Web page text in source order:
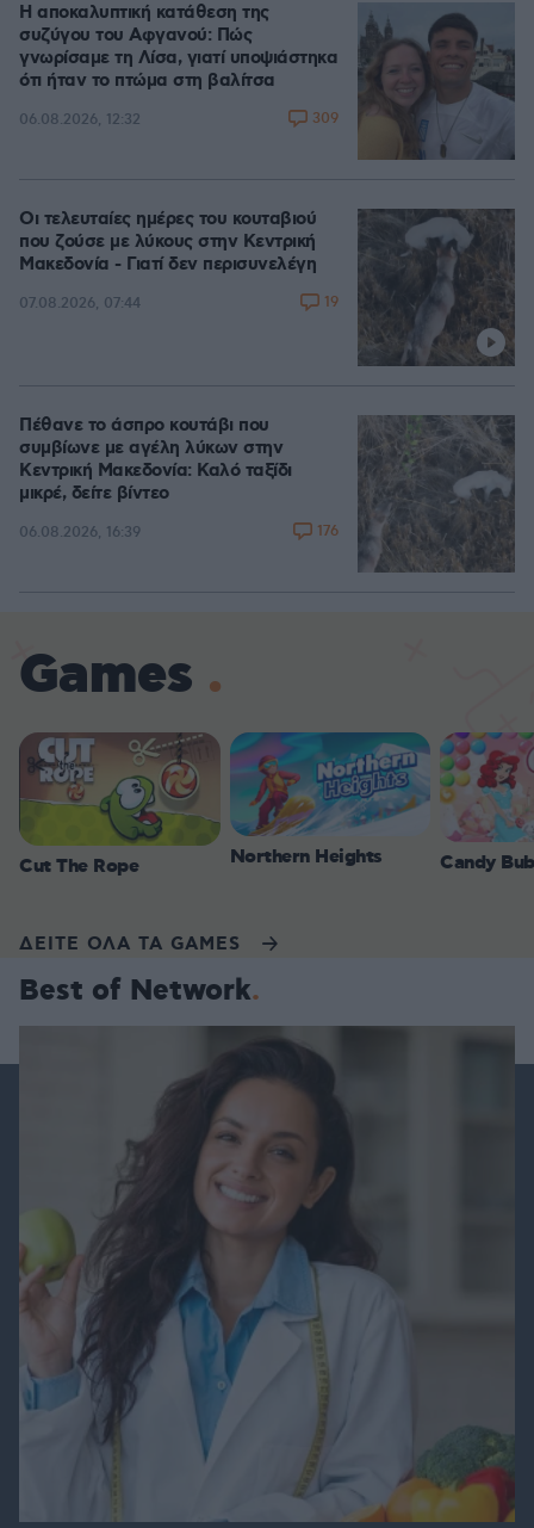
Η αποκαλυπτική κατάθεση της
συζύγου του Αφγανού: Πώς
γνωρίσαμε τη Λίσα, γιατί υποψιάστηκα
ότι ήταν το πτώμα στη βαλίτσα
06.08.2026, 12:32 309
Οι τελευταίες ημέρες του κουταβιού
που ζούσε με λύκους στην Κεντρική
Μακεδονία - Γιατί δεν περισυνελέγη
07.08.2026, 07:44 19
Πέθανε το άσπρο κουτάβι που
συμβίωνε με αγέλη λύκων στην
Κεντρική Μακεδονία: Καλό ταξίδι
μικρέ, δείτε βίντεο
06.08.2026, 16:39 176
Games
Cut The Rope Northern Heights Candy
ΔΕΙΤΕ ΟΛΑ ΤΑ GAMES
Best of Network